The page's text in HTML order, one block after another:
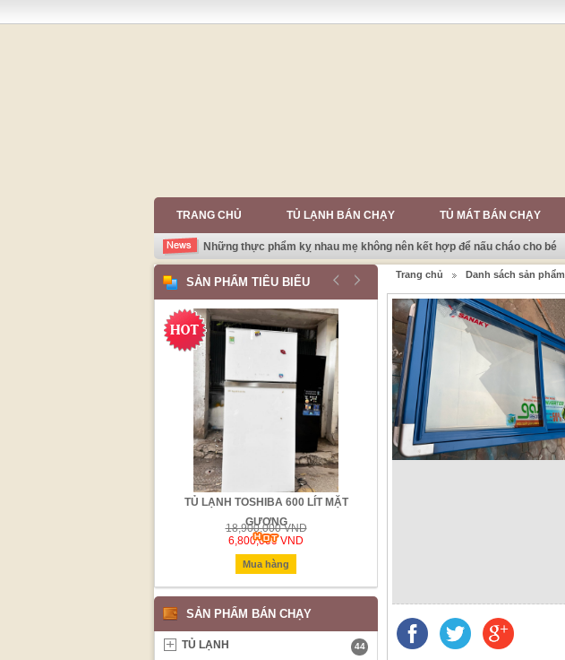
TRANG CHỦ TỦ LẠNH BÁN CHẠY TỦ MÁT BÁN CHẠY
Những thực phẩm kỵ nhau mẹ không nên kết hợp để nấu cháo cho bé
Trang chủ Danh sách sản phẩm
SẢN PHẨM TIÊU BIỂU
TỦ LẠNH TOSHIBA 600 LÍT MẶT
GƯƠNG
18,900,000 VND
6,800,000 VND
Mua hàng
SẢN PHẨM BÁN CHẠY
TỦ LẠNH 44